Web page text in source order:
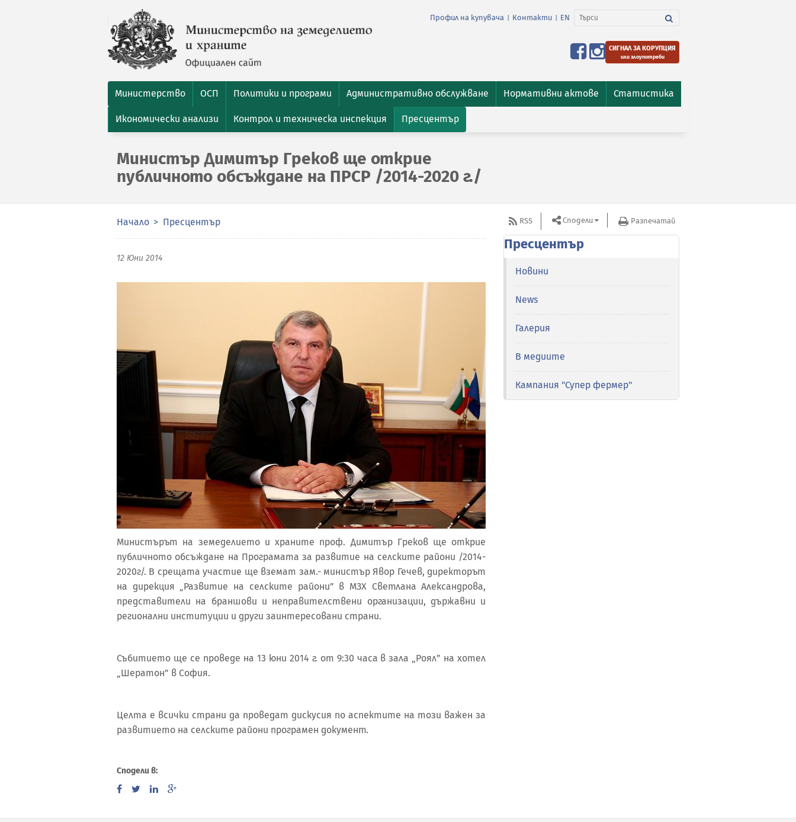
Профил на купувача Контакти EN
СИГНАЛ ЗА КОРУПЦИЯ
или злоупотреби
Министерство ОСП Политики и програми Административно обслужване Нормативни актове Статистика
Икономически анализи Контрол и техническа инспекция Пресцентър
Министър Димитър Греков ще открие
публичното обсъждане на ПРСР /2014-2020 г./
Начало Пресцентър
12 Юни 2014
Министърът на земеделието и храните проф. Димитър Греков ще открие
публичното обсъждане на Програмата за развитие на селските райони /2014-
2020г/. В срещата участие ще вземат зам.- министър Явор Гечев, директорът
на дирекция „Развитие на селските райони” в МЗХ Светлана Александрова,
представители на браншови и неправителствени организации, държавни и
регионални институции и други заинтересовани страни.
Събитието ще се проведе на 13 юни 2014 г. от 9:30 часа в зала „Роял” на хотел
„Шератон” в София.
Целта е всички страни да проведат дискусия по аспектите на този важен за
развитието на селските райони програмен документ.
Сподели в:
RSS Сподели Разпечатай
Пресцентър
Новини
News
Галерия
В медиите
Кампания "Супер фермер"